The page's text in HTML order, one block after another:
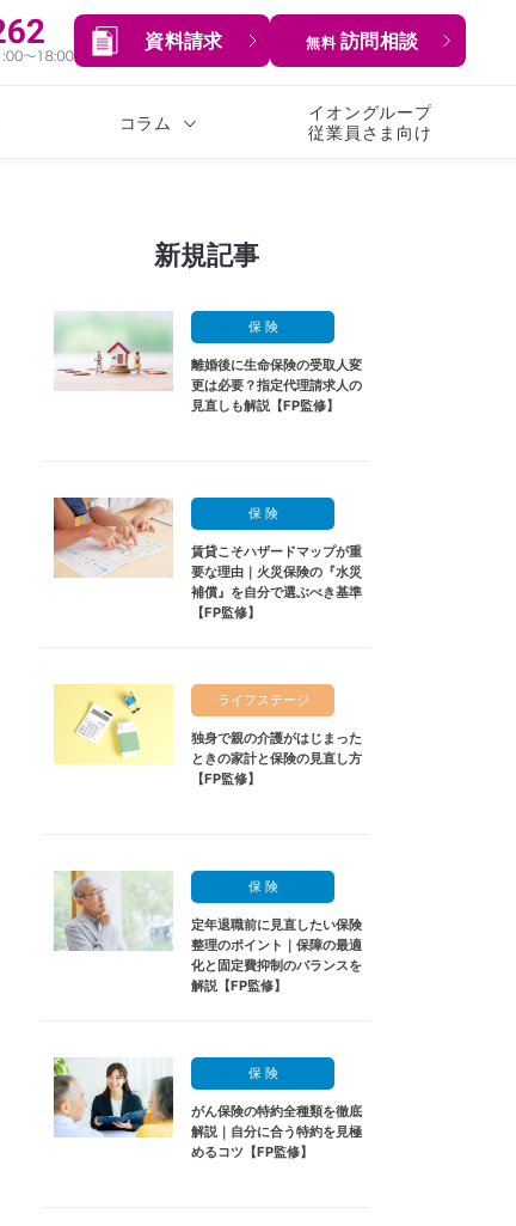
資料請求 無料 訪問相談
コラム
イオングループ
従業員さま向け
新規記事
保 険
離婚後に生命保険の受取人変
更は必要？指定代理請求人の
見直しも解説【FP監修】
保 険
賃貸こそハザードマップが重
要な理由｜火災保険の『水災
補償』を自分で選ぶべき基準
【FP監修】
ライフステージ
独身で親の介護がはじまった
ときの家計と保険の見直し方
【FP監修】
保 険
定年退職前に見直したい保険
整理のポイント｜保障の最適
化と固定費抑制のバランスを
解説【FP監修】
保 険
がん保険の特約全種類を徹底
解説｜自分に合う特約を見極
めるコツ【FP監修】